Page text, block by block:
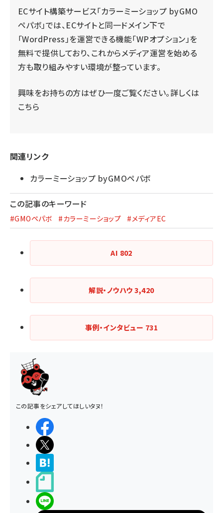
ECサイト構築サービス「カラーミーショップ byGMO
ペパボ」では、ECサイトと同一ドメイン下で
「WordPress」を運営できる機能「WPオプション」を
無料で提供しており、これからメディア運営を始める
方も取り組みやすい環境が整っています。
興味をお持ちの方はぜひ一度ご覧ください。詳しくは
こちら
関連リンク
カラーミーショップ byGMOペパボ
この記事のキーワード
#GMOペパボ #カラーミーショップ #メディアEC
AI 802
解説・ノウハウ3,420
事例・インタビュー 731
この記事をシェアしてほしいタヌ！